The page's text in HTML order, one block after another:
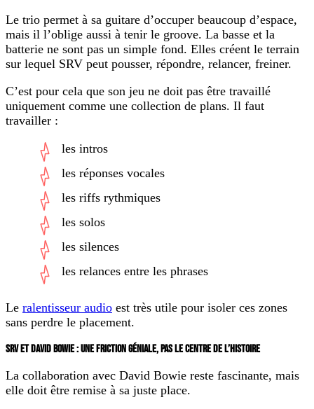
Le trio permet à sa guitare d’occuper beaucoup d’espace,
mais il l’oblige aussi à tenir le groove. La basse et la
batterie ne sont pas un simple fond. Elles créent le terrain
sur lequel SRV peut pousser, répondre, relancer, freiner.
C’est pour cela que son jeu ne doit pas être travaillé
uniquement comme une collection de plans. Il faut
travailler :
les intros
les réponses vocales
les riffs rythmiques
les solos
les silences
les relances entre les phrases
Le ralentisseur audio est très utile pour isoler ces zones
sans perdre le placement.
SRV ET DAVID BOWIE : UNE FRICTION GÉNIALE, PAS LE CENTRE DE L’HISTOIRE
La collaboration avec David Bowie reste fascinante, mais
elle doit être remise à sa juste place.